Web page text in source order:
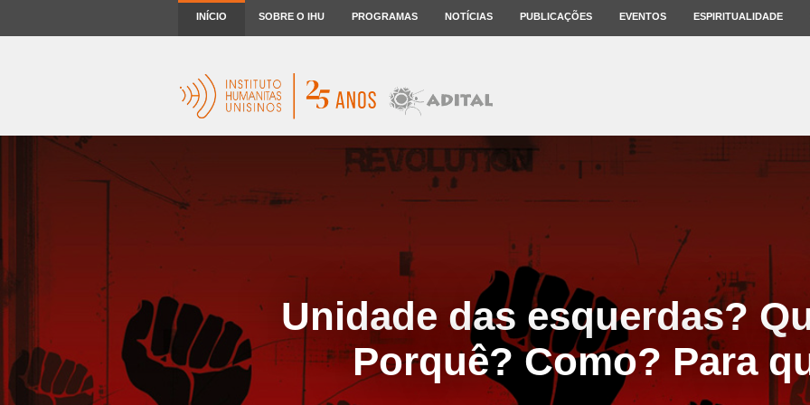
INÍCIO SOBRE O IHU PROGRAMAS NOTÍCIAS PUBLICAÇÕES EVENTOS ESPIRITUALIDADE
Unidade das esquerdas?
Porquê? Como? Para